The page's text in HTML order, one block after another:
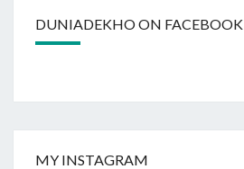
DUNIADEKHO ON FACEBOOK
MY INSTAGRAM